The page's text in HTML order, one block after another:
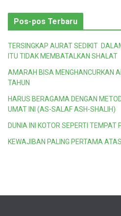
Pos-pos Terbaru
TERSINGKAP AURAT SEDIKIT
ITU TIDAK MEMBATALKAN SHALAT
AMARAH BISA MENGHANCURKAN
TAHUN
HARUS BERAGAMA DENGAN
UMAT INI (AS-SALAF ASH-SHALIH)
DUNIA INI KOTOR SEPERTI
KEWAJIBAN PALING PERTAMA